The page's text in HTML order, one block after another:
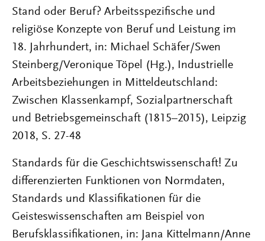
Stand oder Beruf? Arbeitsspezifische und
religiöse Konzepte von Beruf und Leistung im
18. Jahrhundert, in: Michael Schäfer/Swen
Steinberg/Veronique Töpel (Hg.), Industrielle
Arbeitsbeziehungen in Mitteldeutschland:
Zwischen Klassenkampf, Sozialpartnerschaft
und Betriebsgemeinschaft (1815–2015), Leipzig
2018, S. 27-48
Standards für die Geschichtswissenschaft! Zu
differenzierten Funktionen von Normdaten,
Standards und Klassifikationen für die
Geisteswissenschaften am Beispiel von
Berufsklassifikationen, in: Jana Kittelmann/Anne